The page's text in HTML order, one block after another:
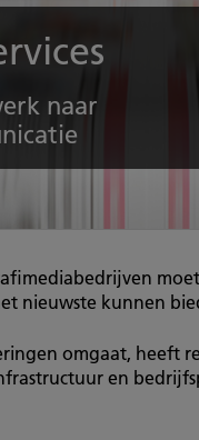
naar
nieuwste kunnen
omgaat, heeft
en